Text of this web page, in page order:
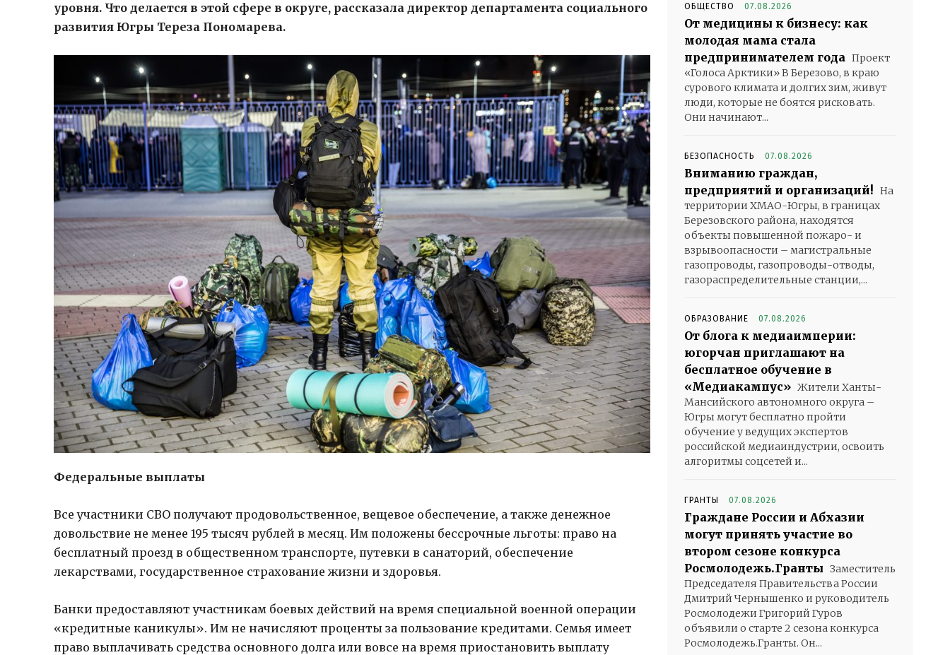
уровня. Что делается в этой сфере в округе, рассказала директор департамента социального
развития Югры Тереза Пономарева.
Федеральные выплаты
Все участники СВО получают продовольственное, вещевое обеспечение, а также денежное
довольствие не менее 195 тысяч рублей в месяц. Им положены бессрочные льготы: право на
бесплатный проезд в общественном транспорте, путевки в санаторий, обеспечение
лекарствами, государственное страхование жизни и здоровья.
Банки предоставляют участникам боевых действий на время специальной военной операции
«кредитные каникулы». Им не начисляют проценты за пользование кредитами. Семья имеет
право выплачивать средства основного долга или вовсе на время приостановить выплату
ОБЩЕСТВО 07.08.2026
От медицины к бизнесу: как
молодая мама стала
предпринимателем года Проект
«Голоса Арктики» В Березово, в краю
сурового климата и долгих зим, живут
люди, которые не боятся рисковать.
Они начинают...
БЕЗОПАСНОСТЬ 07.08.2026
Вниманию граждан,
предприятий и организаций! На
территории ХМАО-Югры, в границах
Березовского района, находятся
объекты повышенной пожаро- и
взрывоопасности – магистральные
газопроводы, газопроводы-отводы,
газораспределительные станции,...
ОБРАЗОВАНИЕ 07.08.2026
От блога к медиаимперии:
югорчан приглашают на
бесплатное обучение в
«Медиакампус» Жители Ханты-
Мансийского автономного округа –
Югры могут бесплатно пройти
обучение у ведущих экспертов
российской медиаиндустрии, освоить
алгоритмы соцсетей и...
ГРАНТЫ 07.08.2026
Граждане России и Абхазии
могут принять участие во
втором сезоне конкурса
Росмолодежь.Гранты Заместитель
Председателя Правительства России
Дмитрий Чернышенко и руководитель
Росмолодежи Григорий Гуров
объявили о старте 2 сезона конкурса
Росмолодежь.Гранты. Он...